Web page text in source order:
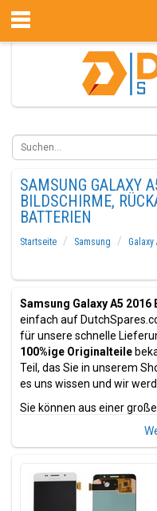
SAMSUNG GALAXY
BILDSCHIRME,
BATTERIEN
Startseite Samsung Galaxy
Samsung Galaxy A5
einfach auf
für unsere schnelle
100%ige Originalteile
Teil, das Sie in unserem
es uns wissen und wir
Sie können aus einer
wählen. Dies sind Teile
Wir haben auchSamsung
unserem umfangreichen